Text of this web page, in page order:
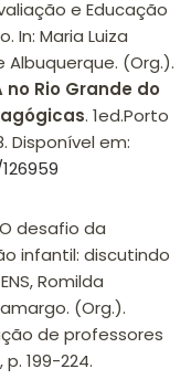
e Educação
In: Maria Luiza
Albuquerque. (Org.).
no Rio Grande do
. 1ed.Porto
Disponível em:
desafio da
infantil: discutindo
Romilda
(Org.).
de professores
199-224.